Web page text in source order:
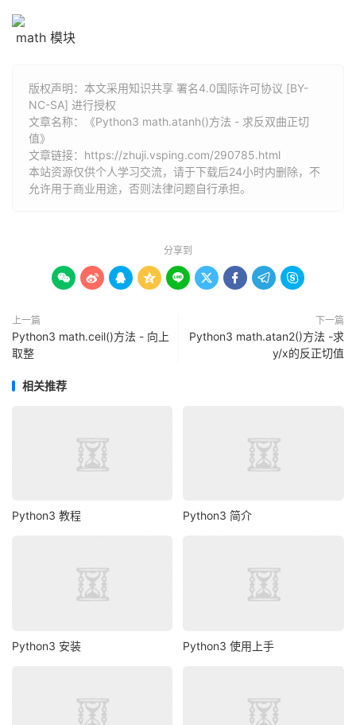
math 模块
版权声明：本文采用知识共享 署名4.0国际许可协议 [BY-
NC-SA] 进行授权
文章名称：《Python3 math.atanh()方法 - 求反双曲正切
值》
文章链接： https://zhuji.vsping.com/290785.html
本站资源仅供个人学习交流，请于下载后24小时内删除，不
允许用于商业用途，否则法律问题自行承担。
分享到
        
上一篇
Python3 math.ceil()方法 - 向上
取整
下一篇
Python3 math.atan2()方法 -求
y/x的反正切值
相关推荐
Python3 教程 Python3 简介
Python3 安装 Python3 使用上手